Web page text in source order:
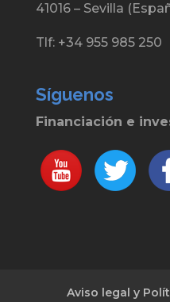
41016 – Sevilla
Tlf: +34 955 985 250
Síguenos
Financiación e
Aviso legal y